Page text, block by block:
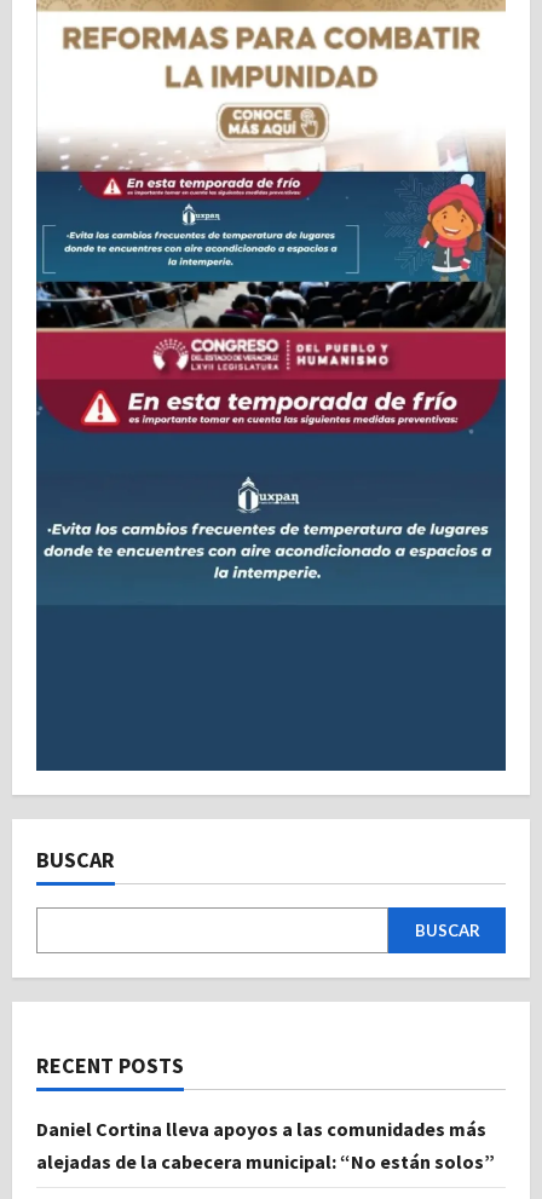
BUSCAR
BUSCAR
RECENT POSTS
Daniel Cortina lleva apoyos a las comunidades más
alejadas de la cabecera municipal: “No están solos”